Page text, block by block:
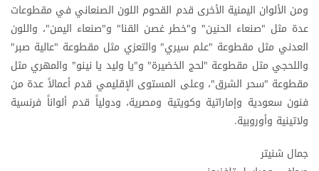
ومن الألوان اليمنية الأخرى قدم القحوم اللون الصنعاني في مقطوعات
عدة مثل "صنعاء الحنين" و"خطر غصن القنا" و"صنعاء اليمن"، واللون
العدني مثل مقطوعة "علم سيري" والتعزي مثل مقطوعة "عالية صبر"
واللحجي مثل مقطوعة "لحج الخضيرة" و"يا وليد يا نينو" والمهري مثل
مقطوعة "سحر الشرق"، وعلى المستوى الإقليمي قدم أعمالاً عدة من
فنون سعودية وإماراتية وكويتية ومصرية، ودولياً قدم ألواناً فرنسية
ولاتينية وأوروبية.
جمال شنيتر